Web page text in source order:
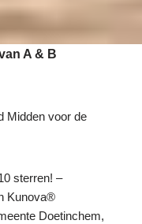
A & B
Midden voor de
sterren! –
Kunova®
Doetinchem,